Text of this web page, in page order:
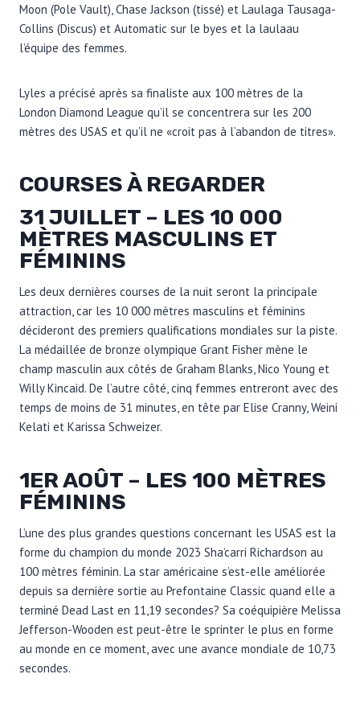
Moon (Pole Vault), Chase Jackson (tissé) et Laulaga Tausaga-
Collins (Discus) et Automatic sur le byes et la laulaau
l’équipe des femmes.
Lyles a précisé après sa finaliste aux 100 mètres de la
London Diamond League qu’il se concentrera sur les 200
mètres des USAS et qu’il ne «croit pas à l’abandon de titres».
COURSES À REGARDER
31 JUILLET – LES 10 000
MÈTRES MASCULINS ET
FÉMININS
Les deux dernières courses de la nuit seront la principale
attraction, car les 10 000 mètres masculins et féminins
décideront des premiers qualifications mondiales sur la piste.
La médaillée de bronze olympique Grant Fisher mène le
champ masculin aux côtés de Graham Blanks, Nico Young et
Willy Kincaid. De l’autre côté, cinq femmes entreront avec des
temps de moins de 31 minutes, en tête par Elise Cranny, Weini
Kelati et Karissa Schweizer.
1ER AOÛT – LES 100 MÈTRES
FÉMININS
L’une des plus grandes questions concernant les USAS est la
forme du champion du monde 2023 Sha’carri Richardson au
100 mètres féminin. La star américaine s’est-elle améliorée
depuis sa dernière sortie au Prefontaine Classic quand elle a
terminé Dead Last en 11,19 secondes? Sa coéquipière Melissa
Jefferson-Wooden est peut-être le sprinter le plus en forme
au monde en ce moment, avec une avance mondiale de 10,73
secondes.